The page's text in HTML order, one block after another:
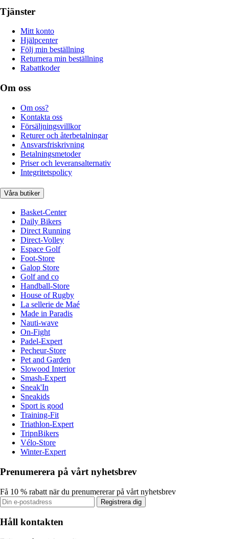
Tjänster
Mitt konto
Hjälpcenter
Följ min beställning
Returnera min beställning
Rabattkoder
Om oss
Om oss?
Kontakta oss
Försäljningsvillkor
Returer och återbetalningar
Ansvarsfriskrivning
Betalningsmetoder
Priser och leveransalternativ
Integritetspolicy
Våra butiker
Basket-Center
Daily Bikers
Direct Running
Direct-Volley
Espace Golf
Foot-Store
Galop Store
Golf and co
Handball-Store
House of Rugby
La sellerie de Maé
Made in Paradis
Nauti-wave
On-Fight
Padel-Expert
Pecheur-Store
Pet and Garden
Slowood Interior
Smash-Expert
Sneak'In
Sneakids
Sport is good
Training-Fit
Triathlon-Expert
TripnBikers
Vélo-Store
Winter-Expert
Prenumerera på vårt nyhetsbrev
Få 10 % rabatt när du prenumererar på vårt nyhetsbrev
Registrera dig
Håll kontakten